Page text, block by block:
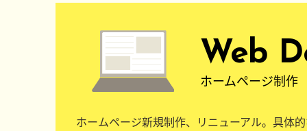
Web
ホームページ制作
ホームページ新規制作、リニューアル。具体